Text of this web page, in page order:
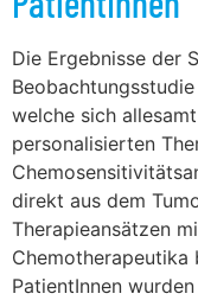
Die Ergebnisse der
welche sich
personalisierten
direkt aus dem
Therapieansätzen
PatientInnen